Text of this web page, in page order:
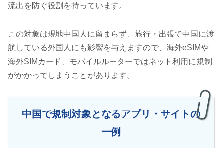
流出を防ぐ役割を持っています。
この対象は現地中国人に留まらず、旅行・出張で中国に渡
航している外国人にも影響を与えますので、海外eSIMや
海外SIMカード、モバイルルーターではネット利用に規制
がかかってしまうことがあります。
中国で規制対象となるアプリ・サイトの
一例